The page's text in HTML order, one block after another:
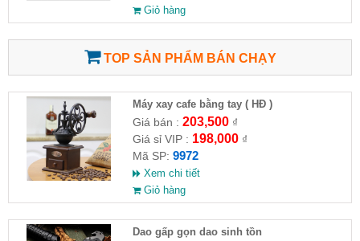
Giỏ hàng
TOP SẢN PHẨM BÁN CHẠY
Máy xay cafe bằng tay ( HĐ )
Giá bán : 203,500₫
Giá sỉ VIP : 198,000₫
Mã SP: 9972
Xem chi tiết
Giỏ hàng
Dao gấp gọn dao sinh tồn